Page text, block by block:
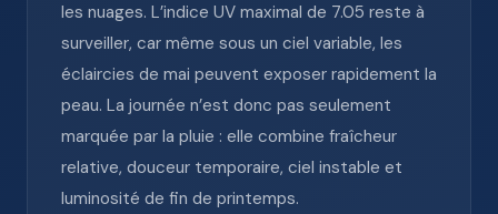
les nuages. L’indice UV maximal de 7.05 reste à
surveiller, car même sous un ciel variable, les
éclaircies de mai peuvent exposer rapidement la
peau. La journée n’est donc pas seulement
marquée par la pluie : elle combine fraîcheur
relative, douceur temporaire, ciel instable et
luminosité de fin de printemps.